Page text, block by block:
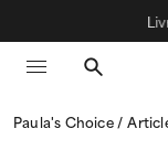
Paula's Choice